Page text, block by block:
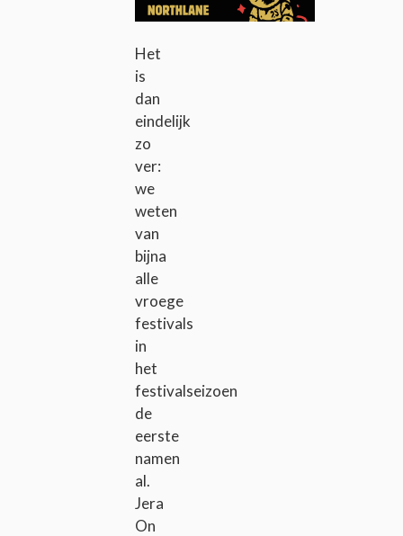
Het
is
dan
eindelijk
zo
ver:
we
weten
van
bijna
alle
vroege
festivals
in
het
festivalseizoen
de
eerste
namen
al.
Jera
On